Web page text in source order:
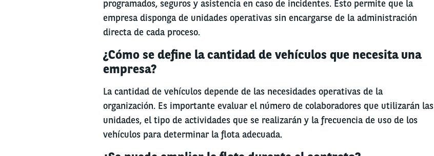
programados, seguros y asistencia en caso de incidentes. Esto permite que la
empresa disponga de unidades operativas sin encargarse de la administración
directa de cada proceso.
¿Cómo se define la cantidad de vehículos que necesita una
empresa?
La cantidad de vehículos depende de las necesidades operativas de la
organización. Es importante evaluar el número de colaboradores que utilizarán las
unidades, el tipo de actividades que se realizarán y la frecuencia de uso de los
vehículos para determinar la flota adecuada.